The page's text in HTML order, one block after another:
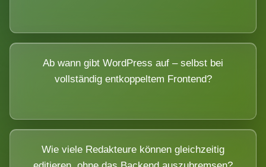
Ab wann gibt WordPress auf – selbst bei
vollständig entkoppeltem Frontend?
Wie viele Redakteure können gleichzeitig